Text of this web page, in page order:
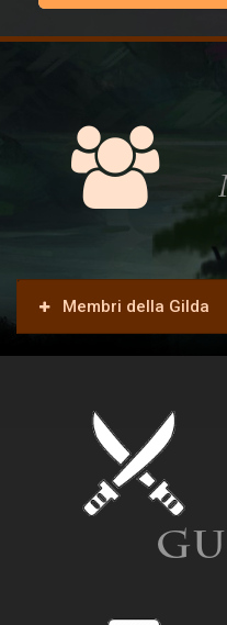
44^ gilda creata
Membri della Gilda